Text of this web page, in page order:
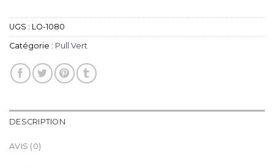
UGS : LO-1080
Catégorie : Pull Vert
DESCRIPTION
AVIS (0)